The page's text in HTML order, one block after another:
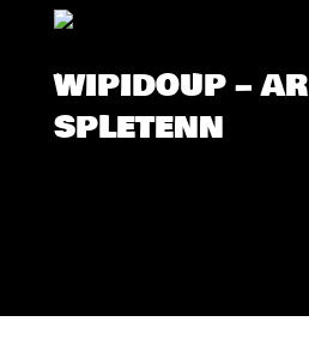
WIPIDOUP – AR
SPLETENN